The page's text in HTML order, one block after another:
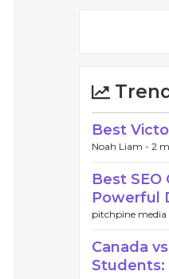
Best
Noah Liam - 2
Best
Powerful
pitchpine media
Canada
Students: